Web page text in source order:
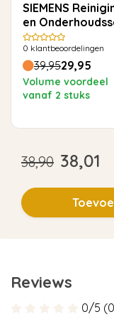
SIEMENS Reiniging-
en
0 klantbeoordelingen
39,9529,95
Volume voordeel
vanaf 2 stuks
38,90 38,01
Reviews
0/5